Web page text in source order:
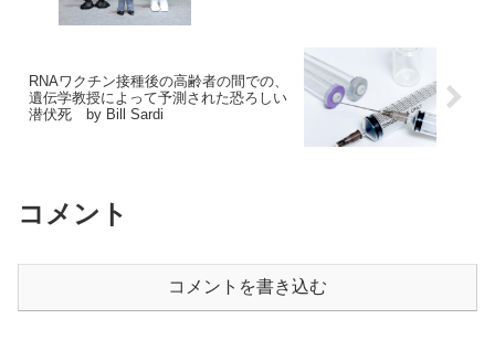
RNAワクチン接種後の高齢者の間での、
遺伝学教授によって予測された恐ろしい
潜伏死 by Bill Sardi
コメント
コメントを書き込む